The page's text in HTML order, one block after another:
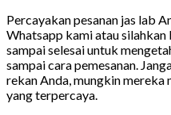
Percayakan pesanan jas lab
Whatsapp kami atau
sampai selesai untuk
sampai cara pemesanan.
rekan Anda, mungkin mereka
yang terpercaya.